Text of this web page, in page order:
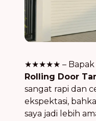
★★★★★ – Bapak
Rolling Door
sangat rapi dan
ekspektasi,
saya jadi lebih